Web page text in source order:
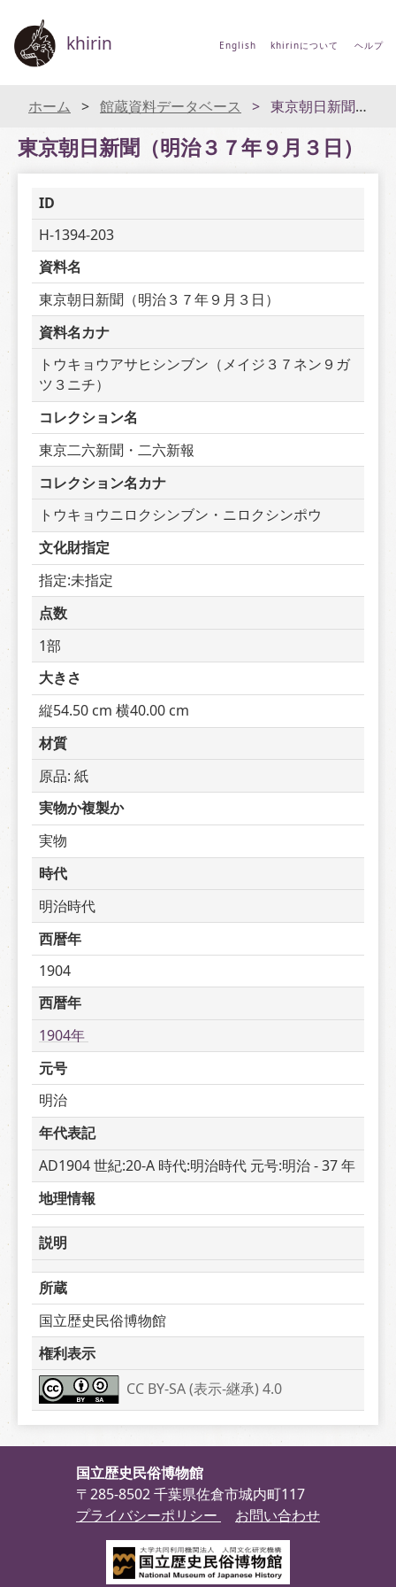
khirin English khirinについて ヘルプ
ホーム 館蔵資料データベース 東京朝日新聞（明治３７年９月３日）
東京朝日新聞（明治３７年９月３日）
ID
H-1394-203
資料名
東京朝日新聞（明治３７年９月３日）
資料名カナ
トウキョウアサヒシンブン（メイジ３７ネン９ガ
ツ３ニチ）
コレクション名
東京二六新聞・二六新報
コレクション名カナ
トウキョウニロクシンブン・ニロクシンポウ
文化財指定
指定:未指定
点数
1部
大きさ
縦54.50 cm 横40.00 cm
材質
原品: 紙
実物か複製か
実物
時代
明治時代
西暦年
1904
西暦年
1904年
元号
明治
年代表記
AD1904 世紀:20-A 時代:明治時代 元号:明治 - 37 年
地理情報
説明
所蔵
国立歴史民俗博物館
権利表示
CC BY-SA (表示-継承) 4.0
国立歴史民俗博物館
〒285-8502 千葉県佐倉市城内町117
プライバシーポリシー
お問い合わせ